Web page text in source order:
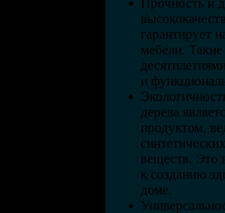
Прочность и
гарантирует
мебели.
и
дерева
продуктом,
веществ. Это
к созданию
доме.